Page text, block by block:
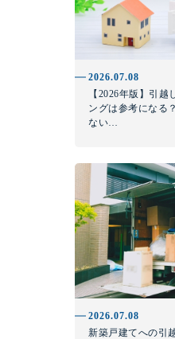
2026.07.08
【2026年版】引
ングは参考になる
ない…
2026.07.08
新築戸建てへの引